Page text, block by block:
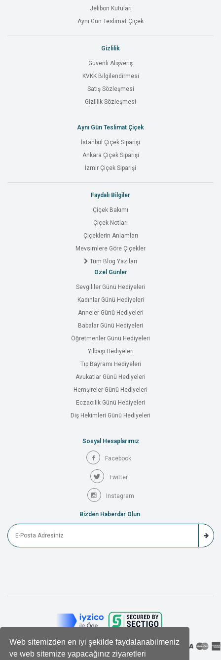
Web sitemizden en iyi şekilde faydalanabilmeniz
ve web sitemize yapacağınız ziyaretleri
Jelibon Kutuları
Aynı Gün Teslimat Çiçek
Gizlilik
Güvenli Alışveriş
KVKK Bilgilendirmesi
Satış Sözleşmesi
Gizlilik Sözleşmesi
Aynı Gün Teslimat Çiçek
İstanbul Çiçek Siparişi
Ankara Çiçek Siparişi
İzmir Çiçek Siparişi
Faydalı Bilgiler
Çiçek Bakımı
Çiçek Notları
Çiçeklerin Anlamları
Mevsimlere Göre Çiçekler
Tüm Blog Yazıları
Özel Günler
Sevgililer Günü Hediyeleri
Kadınlar Günü Hediyeleri
Anneler Günü Hediyeleri
Babalar Günü Hediyeleri
Öğretmenler Günü Hediyeleri
Yılbaşı Hediyeleri
Tıp Bayramı Hediyeleri
Avukatlar Günü Hediyeleri
Hemşireler Günü Hediyeleri
Eczacılık Günü Hediyeleri
Diş Hekimleri Günü Hediyeleri
Sosyal Hesaplarımız
Facebook
Twitter
Instagram
Bizden Haberdar Olun.